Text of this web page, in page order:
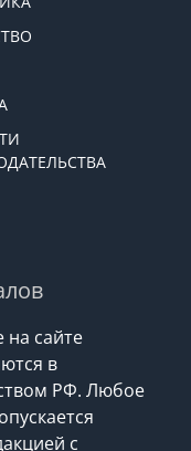
на сайте
в
РФ. Любое
с